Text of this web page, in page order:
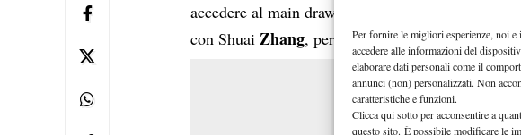
Per fornire le migliori esperienze, noi
accedere alle informazioni del
elaborare dati personali come il
annunci (non) personalizzati. Non
caratteristiche e funzioni.
Clicca qui sotto per acconsentire a
questo sito. È possibile modificare le
accedere al main draw con un ultimo match
con Shuai Zhang, per la seconda, invece, ci sarà